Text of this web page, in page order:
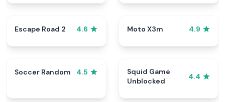
Escape Road 2 4.6 Moto X3m 4.9
Soccer Random 4.5
Squid Game
Unblocked
4.4